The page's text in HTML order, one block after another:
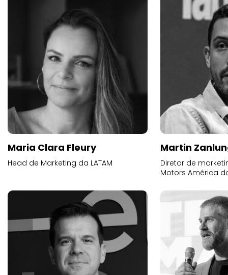
Maria Clara Fleury
Head de Marketing da LATAM
Martin
Diretor de
Motors América